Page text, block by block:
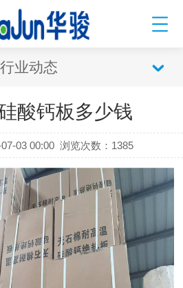
行业动态
酸钙板多少钱
03 00:00 浏览次数： 1385